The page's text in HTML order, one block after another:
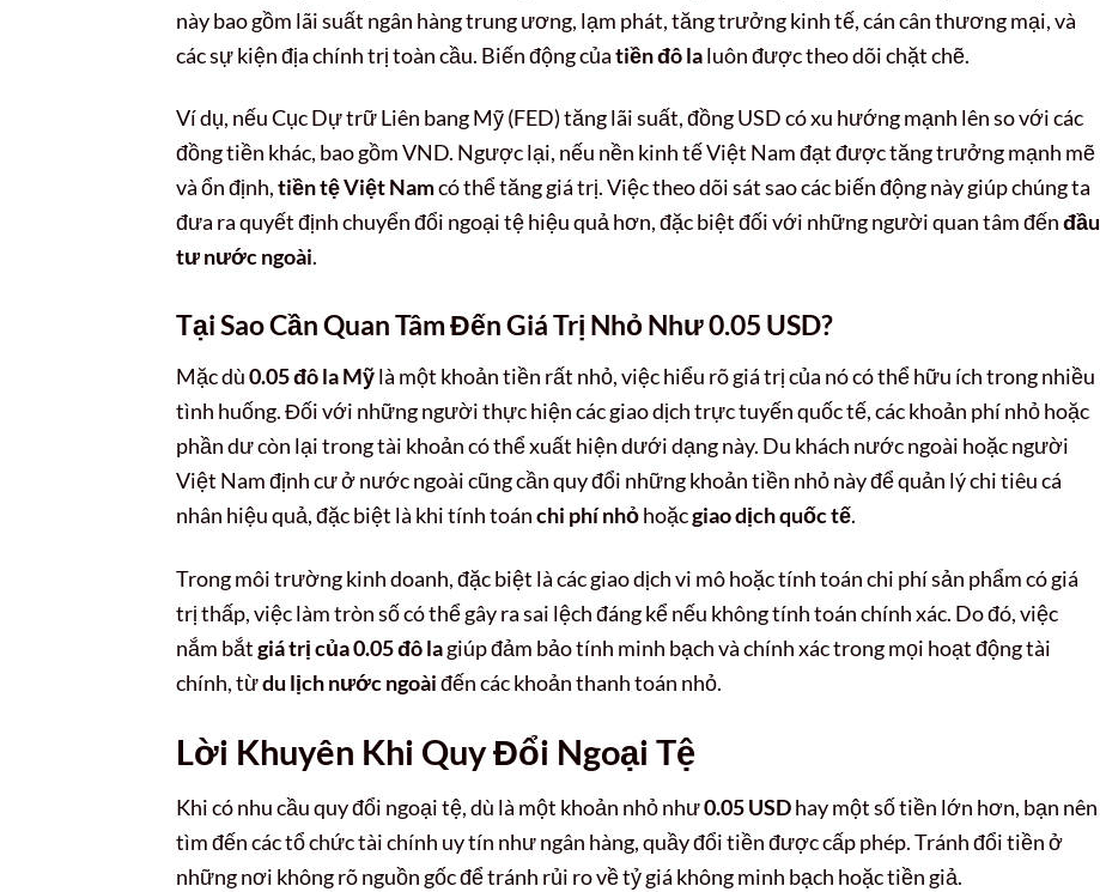
này bao gồm lãi suất ngân hàng trung ương, lạm phát, tăng trưởng kinh tế, cán cân thương mại, và
các sự kiện địa chính trị toàn cầu. Biến động củatiền đô laluôn được theo dõi chặt chẽ.
Ví dụ, nếu Cục Dự trữ Liên bang Mỹ (FED) tăng lãi suất, đồng USD có xu hướng mạnh lên so với các
đồng tiền khác, bao gồm VND. Ngược lại, nếu nền kinh tế Việt Nam đạt được tăng trưởng mạnh mẽ
và ổn định,tiền tệ Việt Namcó thể tăng giá trị. Việc theo dõi sát sao các biến động này giúp chúng ta
đưa ra quyết định chuyển đổi ngoại tệ hiệu quả hơn, đặc biệt đối với những người quan tâm đếnđầu
tư nước ngoài.
Tại Sao Cần Quan Tâm Đến Giá Trị Nhỏ Như 0.05 USD?
Mặc dù0.05 đô la Mỹlà một khoản tiền rất nhỏ, việc hiểu rõ giá trị của nó có thể hữu ích trong nhiều
tình huống. Đối với những người thực hiện các giao dịch trực tuyến quốc tế, các khoản phí nhỏ hoặc
phần dư còn lại trong tài khoản có thể xuất hiện dưới dạng này. Du khách nước ngoài hoặc người
Việt Nam định cư ở nước ngoài cũng cần quy đổi những khoản tiền nhỏ này để quản lý chi tiêu cá
nhân hiệu quả, đặc biệt là khi tính toánchi phí nhỏhoặcgiao dịch quốc tế.
Trong môi trường kinh doanh, đặc biệt là các giao dịch vi mô hoặc tính toán chi phí sản phẩm có giá
trị thấp, việc làm tròn số có thể gây ra sai lệch đáng kể nếu không tính toán chính xác. Do đó, việc
nắm bắtgiá trị của 0.05 đô lagiúp đảm bảo tính minh bạch và chính xác trong mọi hoạt động tài
chính, từdu lịch nước ngoàiđến các khoản thanh toán nhỏ.
Lời Khuyên Khi Quy Đổi Ngoại Tệ
Khi có nhu cầu quy đổi ngoại tệ, dù là một khoản nhỏ như0.05 USDhay một số tiền lớn hơn, bạn nên
tìm đến các tổ chức tài chính uy tín như ngân hàng, quầy đổi tiền được cấp phép. Tránh đổi tiền ở
những nơi không rõ nguồn gốc để tránh rủi ro về tỷ giá không minh bạch hoặc tiền giả.